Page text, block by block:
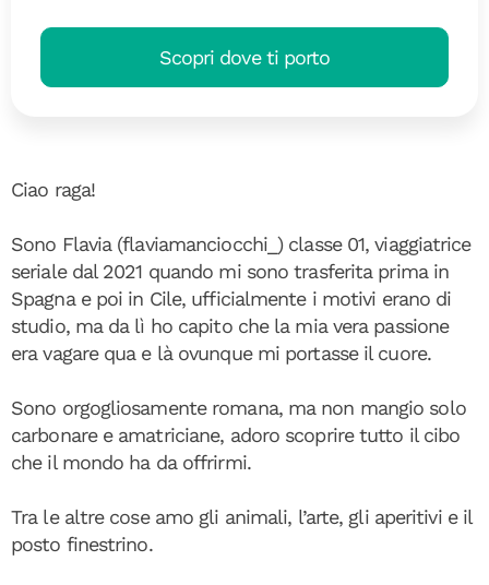
Scopri dove ti porto
Ciao raga!
Sono Flavia (flaviamanciocchi_) classe 01, viaggiatrice
seriale dal 2021 quando mi sono trasferita prima in
Spagna e poi in Cile, ufficialmente i motivi erano di
studio, ma da lì ho capito che la mia vera passione
era vagare qua e là ovunque mi portasse il cuore.
Sono orgogliosamente romana, ma non mangio solo
carbonare e amatriciane, adoro scoprire tutto il cibo
che il mondo ha da offrirmi.
Tra le altre cose amo gli animali, l’arte, gli aperitivi e il
posto finestrino.